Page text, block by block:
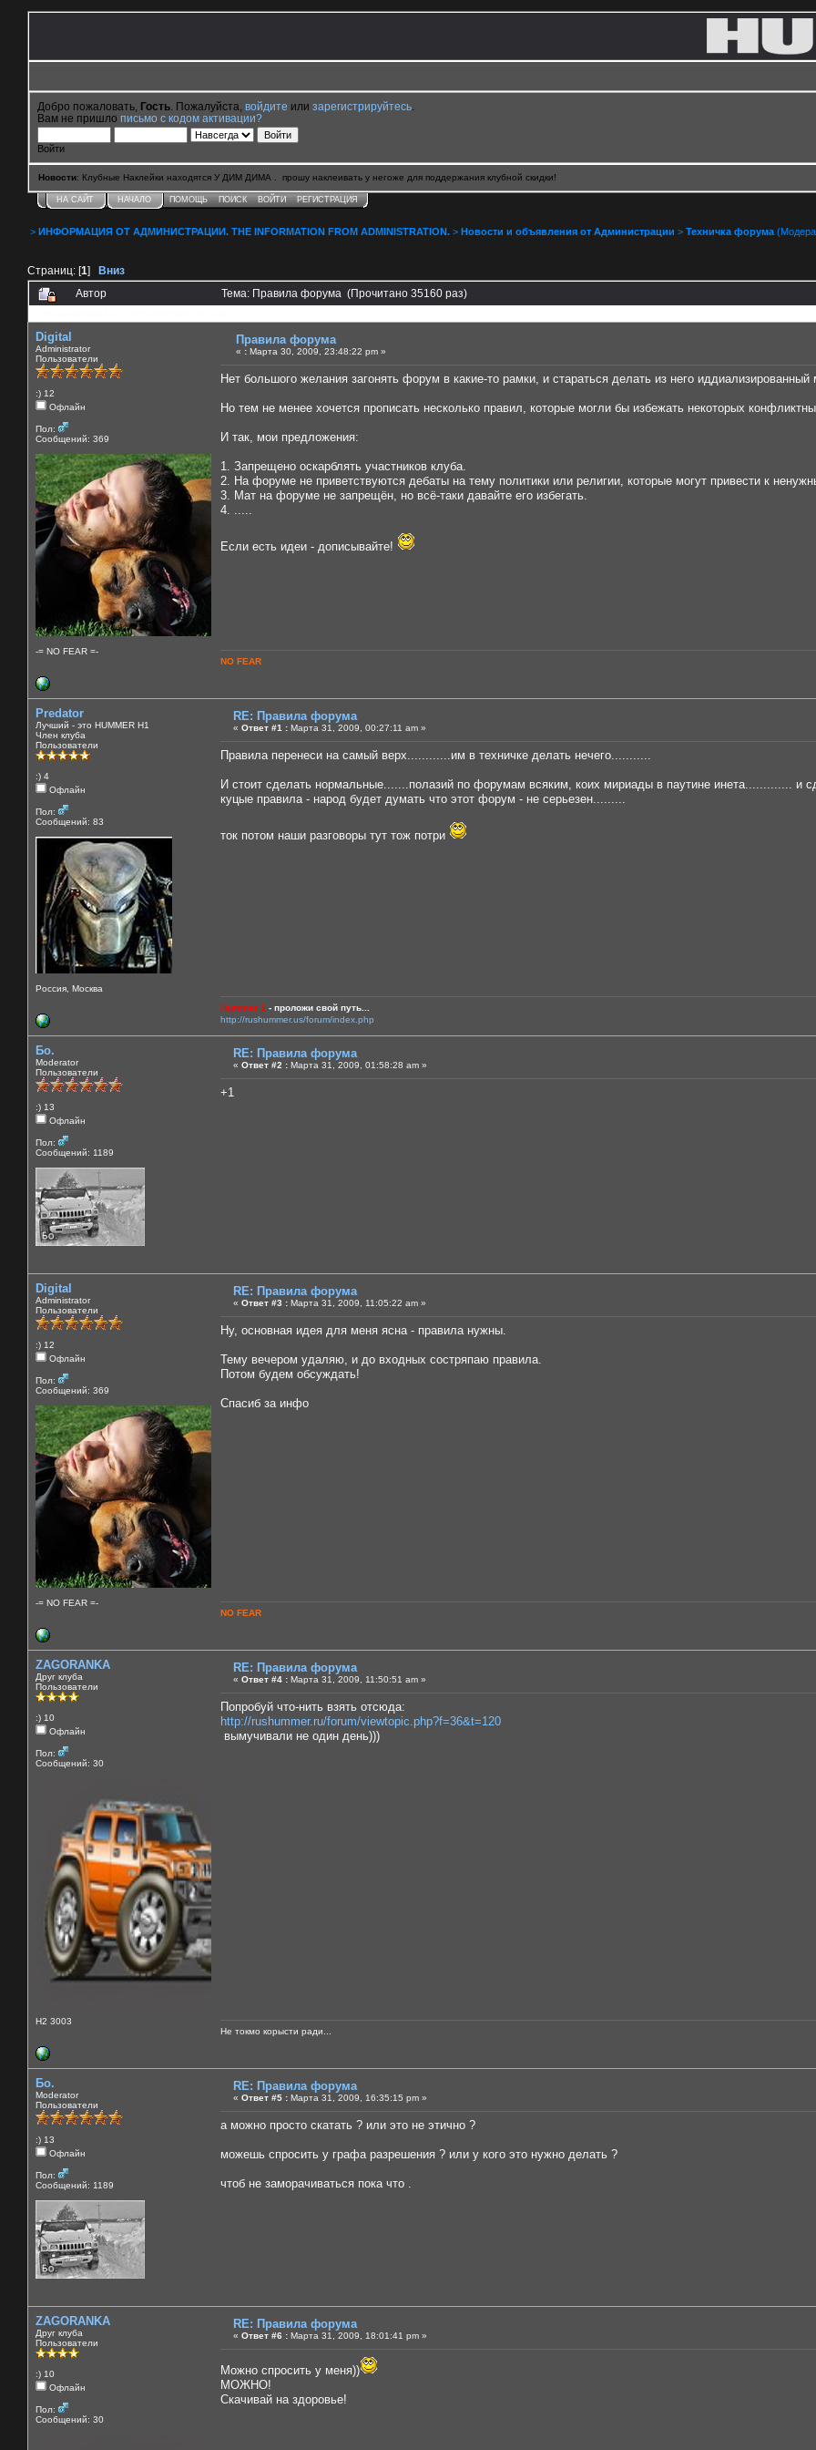
Добро пожаловать, Гость . Пожалуйста, войдите или зарегистрируйтесь
Вам не пришло письмо с кодом активации?
Войти
Новости: Клубные Наклейки находятся У ДИМ ДИМА . прошу наклеивать у негоже для поддержания клубной скидки!
НА САЙТ НАЧАЛО ПОМОЩЬ ПОИСК ВОЙТИ РЕГИСТРАЦИЯ
> ИНФОРМАЦИЯ ОТ АДМИНИСТРАЦИИ. THE INFORMATION FROM ADMINISTRATION. > Новости и объявления от Администрации > Техничка форума
Страниц: [1] Вниз
Автор Тема: Правила форума (Прочитано 35160 раз)
Digital
Administrator
Пользователи
:) 12
Офлайн
Пол:
Сообщений: 369
-= NO FEAR =-
Правила форума
« : Марта 30, 2009, 23:48:22 pm »
Нет большого желания загонять форум в какие-то рамки, и стараться делать из него иддиализированный
Но тем не менее хочется прописать несколько правил, которые могли бы избежать некоторых
И так, мои предложения:
1. Запрещено оскарблять участников клуба.
2. На форуме не приветствуются дебаты на тему политики или религии, которые могут привести к
3. Мат на форуме не запрещён, но всё-таки давайте его избегать.
4. .....
Если есть идеи - дописывайте!
NO FEAR
Predator
Лучший - это HUMMER H1
Член клуба
Пользователи
:) 4
Офлайн
Пол:
Сообщений: 83
Россия, Москва
RE: Правила форума
« Ответ #1 : Марта 31, 2009, 00:27:11 am »
Правила перенеси на самый верх............им в техничке делать нечего...........
И стоит сделать нормальные.......полазий по форумам всяким, коих мириады в паутине инета............. и
куцые правила - народ будет думать что этот форум - не серьезен.........
ток потом наши разговоры тут тож потри
Hummer 1 - проложи свой путь...
http://rushummer.us/forum/index.php
Бо.
Moderator
Пользователи
:) 13
Офлайн
Пол:
Сообщений: 1189
RE: Правила форума
« Ответ #2 : Марта 31, 2009, 01:58:28 am »
+1
Digital
Administrator
Пользователи
:) 12
Офлайн
Пол:
Сообщений: 369
-= NO FEAR =-
RE: Правила форума
« Ответ #3 : Марта 31, 2009, 11:05:22 am »
Ну, основная идея для меня ясна - правила нужны.
Тему вечером удаляю, и до входных состряпаю правила.
Потом будем обсуждать!
Спасиб за инфо
NO FEAR
ZAGORANKA
Друг клуба
Пользователи
:) 10
Офлайн
Пол:
Сообщений: 30
H2 3003
RE: Правила форума
« Ответ #4 : Марта 31, 2009, 11:50:51 am »
Попробуй что-нить взять отсюда:
http://rushummer.ru/forum/viewtopic.php?f=36&t=120
вымучивали не один день)))
Не токмо корысти ради...
Бо.
Moderator
Пользователи
:) 13
Офлайн
Пол:
Сообщений: 1189
RE: Правила форума
« Ответ #5 : Марта 31, 2009, 16:35:15 pm »
а можно просто скатать ? или это не этично ?
можешь спросить у графа разрешения ? или у кого это нужно делать ?
чтоб не заморачиваться пока что .
ZAGORANKA
Друг клуба
Пользователи
:) 10
Офлайн
Пол:
Сообщений: 30
RE: Правила форума
« Ответ #6 : Марта 31, 2009, 18:01:41 pm »
Можно спросить у меня))
МОЖНО!
Скачивай на здоровье!